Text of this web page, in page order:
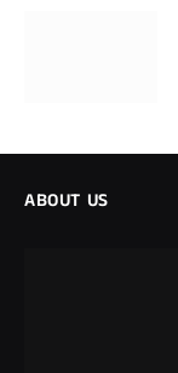
ABOUT US